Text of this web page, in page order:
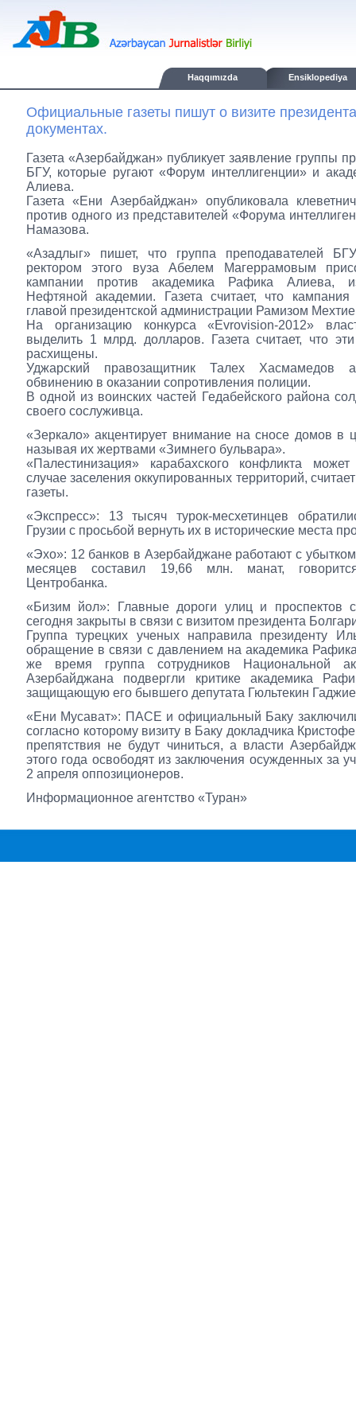
Haqqımızda Ensiklopediya
Официальные газеты пишут о визите
документах.
Газета «Азербайджан» публикует заявление группы
БГУ, которые ругают «Форум интеллигенции» и
Алиева.
Газета «Ени Азербайджан» опубликовала
против одного из представителей «Форума
Намазова.
«Азадлыг» пишет, что группа преподавателей
ректором этого вуза Абелем Магеррамовым
кампании против академика Рафика Алиева,
Нефтяной академии. Газета считает, что кампания
главой президентской администрации Рамизом
На организацию конкурса «Evrovision-2012»
выделить 1 млрд. долларов. Газета считает, что
расхищены.
Уджарский правозащитник Талех Хасмамедов
обвинению в оказании сопротивления полиции.
В одной из воинских частей Гедабейского района
своего сослуживца.
«Зеркало» акцентирует внимание на сносе домов в
называя их жертвами «Зимнего бульвара».
«Палестинизация» карабахского конфликта
случае заселения оккупированных территорий,
газеты.
«Экспресс»: 13 тысяч турок-месхетинцев
Грузии с просьбой вернуть их в исторические места
«Эхо»: 12 банков в Азербайджане работают с
месяцев составил 19,66 млн. манат,
Центробанка.
«Бизим йол»: Главные дороги улиц и проспектов
сегодня закрыты в связи с визитом президента
Группа турецких ученых направила президенту
обращение в связи с давлением на академика
же время группа сотрудников Национальной
Азербайджана подвергли критике академика
защищающую его бывшего депутата Гюльтекин
«Ени Мусават»: ПАСЕ и официальный Баку
согласно которому визиту в Баку докладчика
препятствия не будут чиниться, а власти
этого года освободят из заключения осужденных за
2 апреля оппозиционеров.
Информационное агентство «Туран»